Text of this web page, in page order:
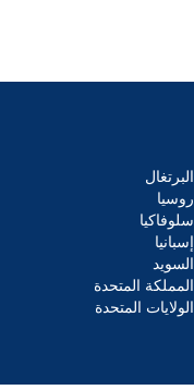
البرتغال
روسيا
سلوفاكيا
إسبانيا
السويد
المملكة المتحدة
الولايات المتحدة